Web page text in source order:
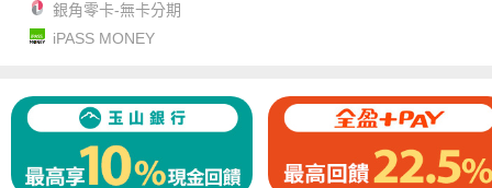
銀角零卡-無卡分期
iPASS MONEY